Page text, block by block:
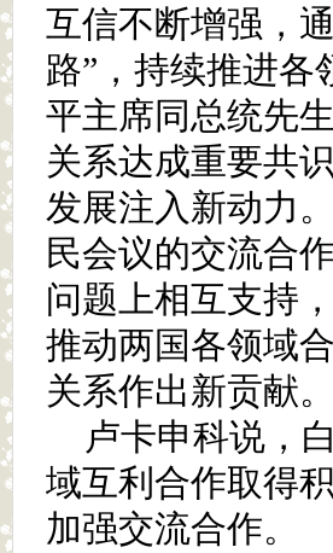
互信不断增强，
路”，持续推进
平主席同总统先
关系达成重要共
发展注入新动力
民会议的交流合
问题上相互支持
推动两国各领域
关系作出新贡献。
卢卡申科说，
域互利合作取得
加强交流合作。